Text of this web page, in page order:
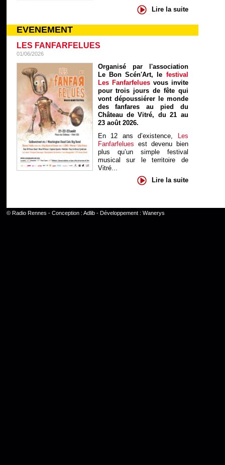
Lire la suite
EVENEMENT
LES FANFARFELUES
01/06/2026
Organisé par l'association
Le Bon Scén'Art, le festival
Les Fanfarfelues vous invite
pour trois jours de fête qui
vont dépoussiérer le monde
des fanfares au pied du
Château de Vitré, du 21 au
23 août 2026.
En 12 ans d’existence, Les
Fanfarfelues est devenu bien
plus qu’un simple festival
musical sur le territoire de
Vitré...
Lire la suite
© Radio Rennes - Conception : Adlib- Développement : Wanerys